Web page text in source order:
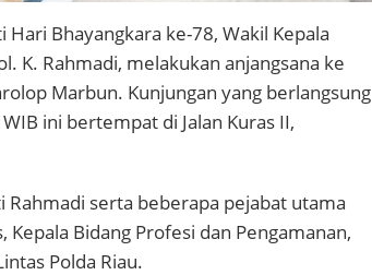
Bhayangkara ke-78, Wakil Kepala
K. Rahmadi, melakukan anjangsana ke
Marbun. Kunjungan yang berlangsung
ini bertempat di Jalan Kuras II,
Rahmadi serta beberapa pejabat utama
Bidang Profesi dan Pengamanan,
Polda Riau.